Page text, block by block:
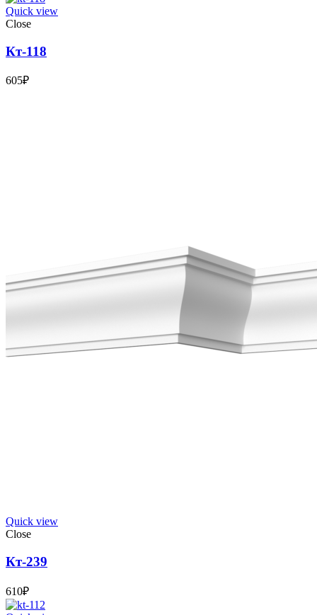
Quick view
Close
Кт-118
605₽
Quick view
Close
Кт-239
610₽